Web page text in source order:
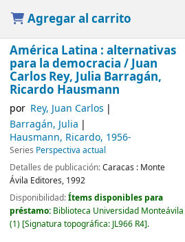
Agregar al carrito
América Latina : alternativas
para la democracia /Juan
Carlos Rey, Julia Barragán,
Ricardo Hausmann
por Rey, Juan Carlos
Barragán, Julia
Hausmann, Ricardo, 1956-
Series Perspectiva actual
Detalles de publicación:Caracas : Monte
Ávila Editores, 1992
Disponibilidad:Ítems disponibles para
préstamo: Biblioteca Universidad Monteávila
(1) Signatura topográfica: JL966 R4 .